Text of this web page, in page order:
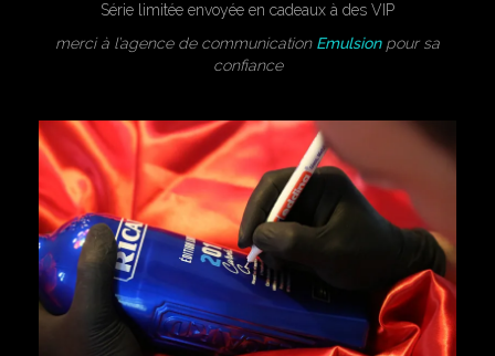
Série limitée envoyée en cadeaux à des VIP
merci à l’agence de communication Emulsionpour sa
confiance